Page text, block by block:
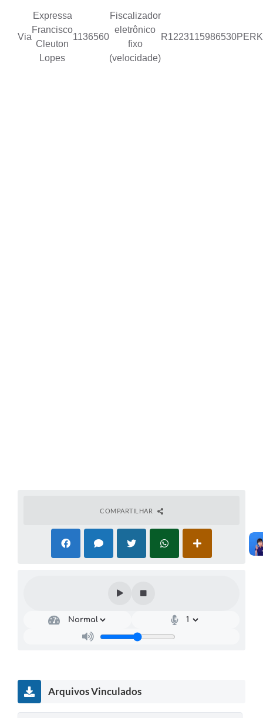
Via
Expressa
Francisco
Cleuton
Lopes
1136560
Fiscalizador
eletrônico
fixo
(velocidade)
R1223115986530
COMPARTILHAR
Arquivos Vinculados